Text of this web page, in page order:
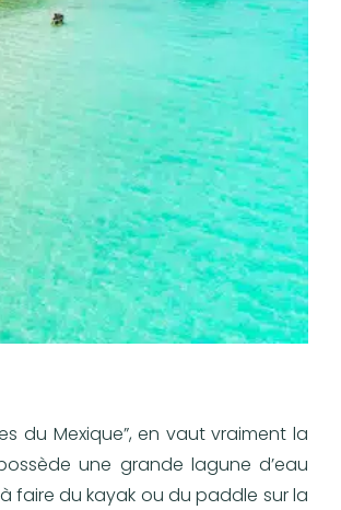
du Mexique”, en vaut vraiment la
une grande lagune d’eau
faire du kayak ou du paddle sur la